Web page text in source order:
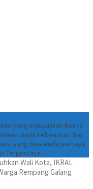
yang menyajikan berita
pada kebenaran dan
yang bisa Anda percaya
Terpercaya.
Wali Kota, IKRAL
Rempang Galang